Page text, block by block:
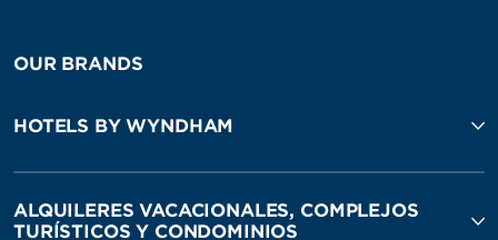
OUR BRANDS
HOTELS BY WYNDHAM
ALQUILERES VACACIONALES, COMPLEJOS
TURÍSTICOS Y CONDOMINIOS